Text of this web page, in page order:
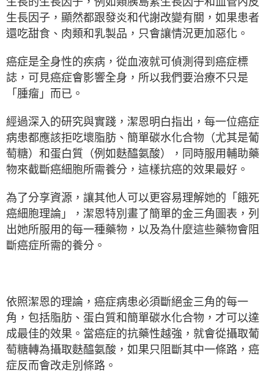
生長因子，顯然都跟發炎和代謝改變有關，如果患者
還吃甜食、肉類和乳製品，只會讓情況更加惡化。
癌症是全身性的疾病，從血液就可偵測得到癌症標
誌，可見癌症會影響全身，所以我們要治療不只是
「腫瘤」而已。
經過深入的研究與實踐，潔恩明白指出，每一位癌症
病患都應該拒吃壞脂肪、簡單碳水化合物（尤其是葡
萄糖）和蛋白質（例如麩醯氨酸），同時服用輔助藥
物來截斷癌細胞所需養分，這樣抗癌的效果最好。
為了分享資源，讓其他人可以更容易理解她的「餓死
癌細胞理論」，潔恩特別畫了簡單的金三角圖表，列
出她所服用的每一種藥物，以及為什麼這些藥物會阻
斷癌症所需的養分。
依照潔恩的理論，癌症病患必須斷絕金三角的每一
角，包括脂肪、蛋白質和簡單碳水化合物，才可以達
成最佳的效果。當癌症的抗藥性越強，就會從攝取葡
萄糖轉為攝取麩醯氨酸，如果只阻斷其中一條路，癌
症反而會改走別條路。